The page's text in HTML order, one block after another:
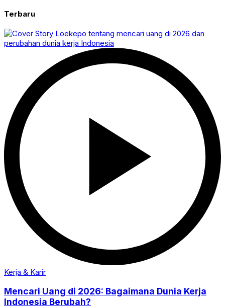
Terbaru
Kerja & Karir
Mencari Uang di 2026: Bagaimana Dunia Kerja
Indonesia Berubah?